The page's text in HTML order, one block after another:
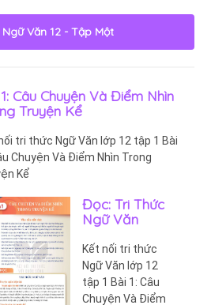
Ngữ Văn 12 - Tập Một
Câu Chuyện Và Điểm Nhìn
Truyện Kể
tri thức Ngữ Văn lớp 12 tập 1 Bài
Chuyện Và Điểm Nhìn Trong
Kể
Đọc: Tri Thức
Ngữ Văn
Kết nối tri thức
Ngữ Văn lớp 12
tập 1 Bài 1: Câu
Chuyện Và Điểm